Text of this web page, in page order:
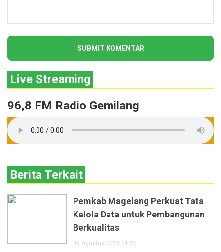
Live Streaming
96,8 FM Radio Gemilang
Berita Terkait
Pemkab Magelang Perkuat Tata
Kelola Data untuk Pembangunan
Berkualitas
06 Agustus 2026 21:22